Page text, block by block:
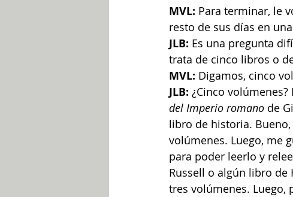
MVL: Para terminar, le
resto de sus días en
JLB: Es una pregunta
trata de cinco libros o
MVL: Digamos, cinco
JLB: ¿Cinco
del Imperio romano de
libro de historia.
volúmenes. Luego, me
para poder leerlo y
Russell o algún libro de
tres volúmenes. Luego,